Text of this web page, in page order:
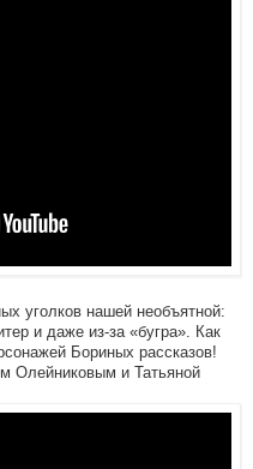
уголков нашей необъятной:
и даже из-за «бугра». Как
Бориных рассказов!
Олейниковым и Татьяной